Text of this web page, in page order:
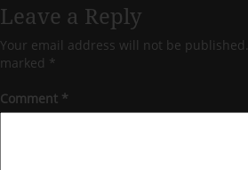
Leave a Reply
Your email address will not be published.
marked *
Comment *